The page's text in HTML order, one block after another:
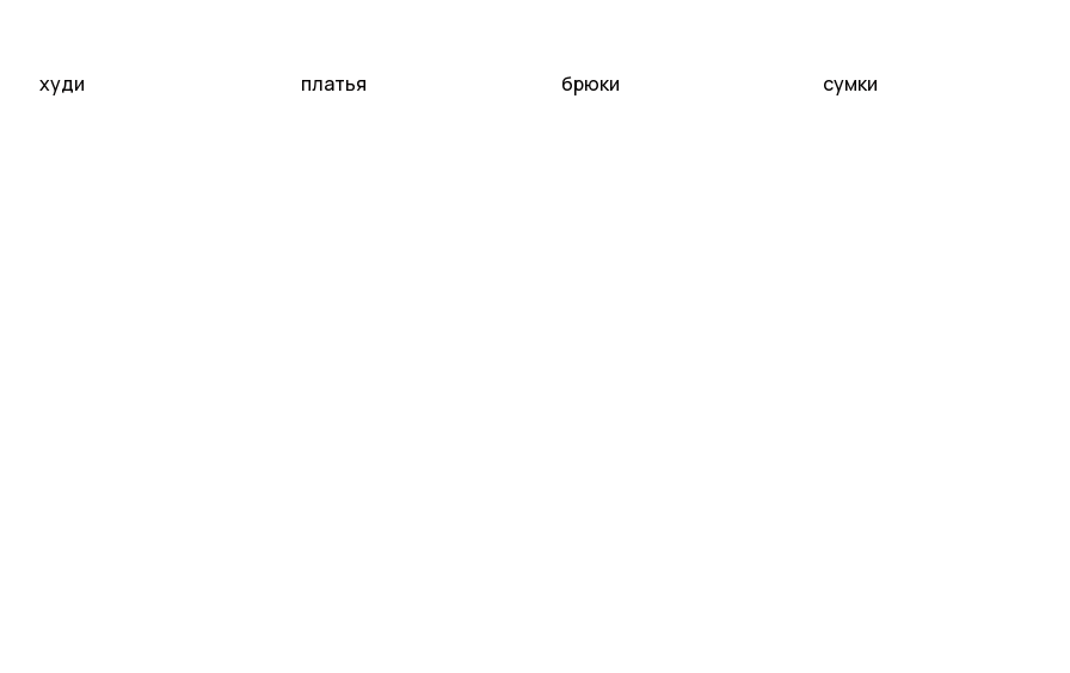
худи платья брюки сумки